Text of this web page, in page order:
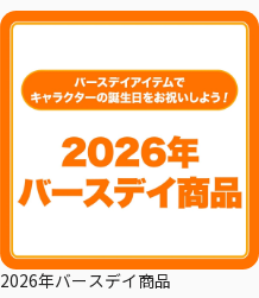
2026年バースデイ商品